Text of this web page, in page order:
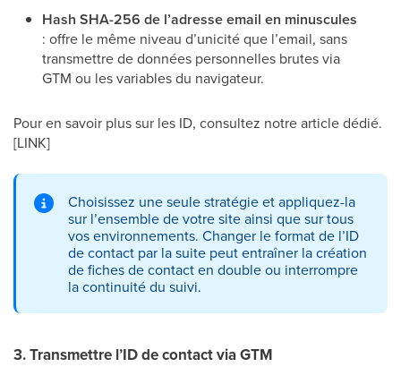
Hash SHA-256 de l’adresse email en minuscules
: offre le même niveau d’unicité que l’email, sans
transmettre de données personnelles brutes via
GTM ou les variables du navigateur.
Pour en savoir plus sur les ID, consultez notre article dédié.
[LINK]
Choisissez une seule stratégie et appliquez-la
sur l’ensemble de votre site ainsi que sur tous
vos environnements. Changer le format de l’ID
de contact par la suite peut entraîner la création
de fiches de contact en double ou interrompre
la continuité du suivi.
3. Transmettre l’ID de contact via GTM